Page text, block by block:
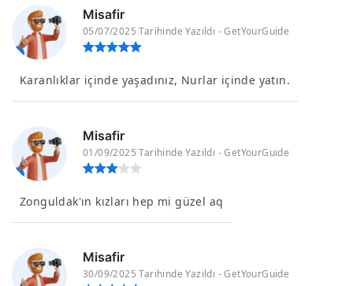
Misafir
05/07/2025 Tarihinde Yazıldı - GetYourGuide
Karanlıklar içinde yaşadınız, Nurlar içinde yatın.
Misafir
01/09/2025 Tarihinde Yazıldı - GetYourGuide
Zonguldak'ın kızları hep mi güzel aq
Misafir
30/09/2025 Tarihinde Yazıldı - GetYourGuide